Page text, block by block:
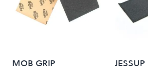
MOB GRIP JESSUP